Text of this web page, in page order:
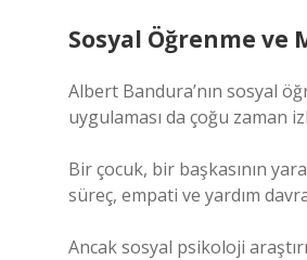
Sosyal Öğrenme ve
Albert Bandura’nın sosyal
uygulaması da çoğu zaman
Bir çocuk, bir başkasının
süreç, empati ve yardım
Ancak sosyal psikoloji